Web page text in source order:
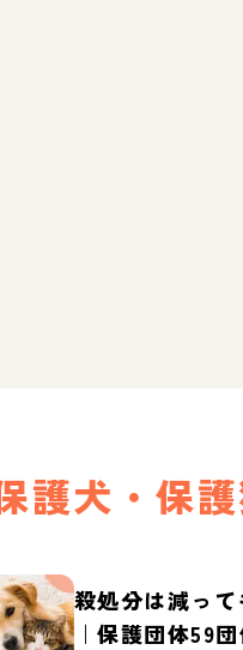
護犬・保
殺処分は減っ
｜保護団体59